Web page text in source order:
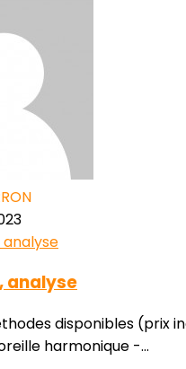
analyse
disponibles (prix
harmonique -...